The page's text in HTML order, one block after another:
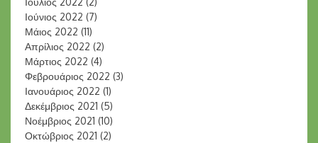
Ιούνιος 2022 (7)
Μάιος 2022 (11)
Απρίλιος 2022 (2)
Μάρτιος 2022 (4)
Φεβρουάριος 2022 (3)
Ιανουάριος 2022 (1)
Δεκέμβριος 2021 (5)
Νοέμβριος 2021 (10)
Οκτώβριος 2021 (2)